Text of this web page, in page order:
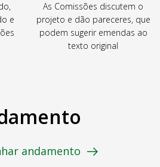
e
As Comissões discutem o
projeto e dão pareceres, que
podem sugerir emendas ao
texto original
andamento